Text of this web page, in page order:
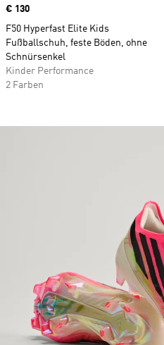
Price
€ 130
F50 Hyperfast Elite Kids
Fußballschuh, feste Böden, ohne
Schnürsenkel
Kinder Performance
2 Farben